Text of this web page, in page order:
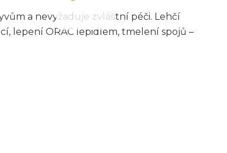
a nevyžaduje zvláštní péči. Lehčí
lepení ORAC lepidlem, tmelení spojů –